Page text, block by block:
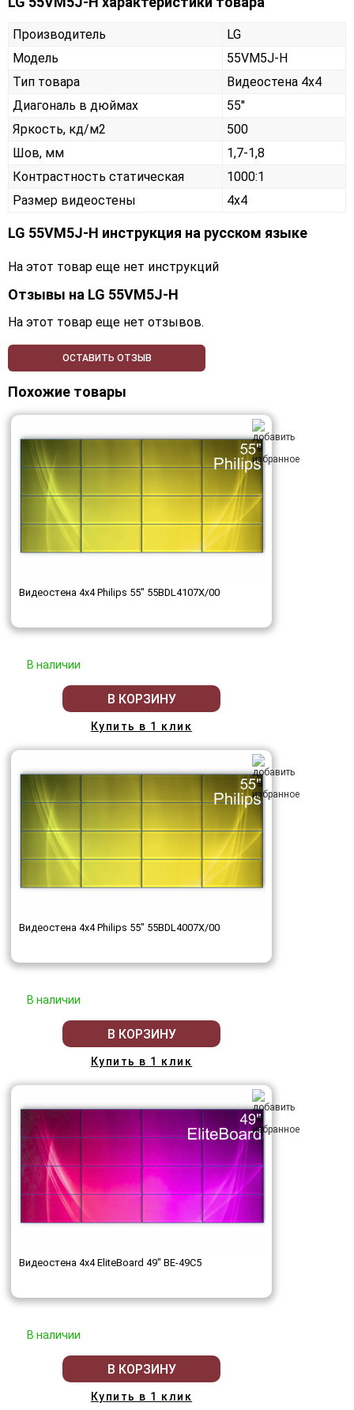
Производитель
LG
Модель
55VM5J-H
Тип товара
Видеостена 4х4
Диагональ в дюймах
55"
Яркость, кд/м2
500
Шов, мм
1,7-1,8
Контрастность статическая
1000:1
Размер видеостены
4x4
LG 55VM5J-H инструкция на русском языке
На этот товар еще нет инструкций
Отзывы на LG 55VM5J-H
На этот товар еще нет отзывов.
ОСТАВИТЬ ОТЗЫВ
Похожие товары
Видеостена 4x4 Philips 55" 55BDL4107X/00
В наличии
В КОРЗИНУ
Купить в 1 клик
Видеостена 4x4 Philips 55" 55BDL4007X/00
В наличии
В КОРЗИНУ
Купить в 1 клик
Видеостена 4x4 EliteBoard 49" BE-49C5
В наличии
В КОРЗИНУ
Купить в 1 клик